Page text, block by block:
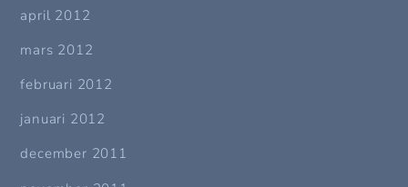
april 2012
mars 2012
februari 2012
januari 2012
december 2011